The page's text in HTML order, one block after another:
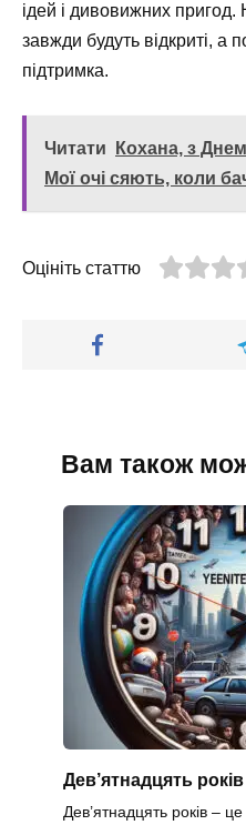
ідей і дивовижних пригод.
завжди будуть відкриті, а
підтримка.
Читати
Кохана, з
Мої очі сяють, коли
Оцініть статтю
Вам також
Дев’ятнадцять
Дев’ятнадцять років –